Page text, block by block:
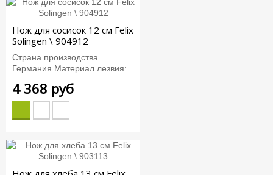
Нож для сосисок 12 см Felix
Solingen \ 904912
Страна производства
Германия.Материал лезвия:...
4 368 руб